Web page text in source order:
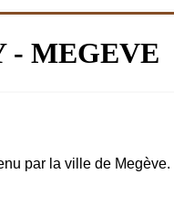
- MEGEVE
par la ville de Megève.